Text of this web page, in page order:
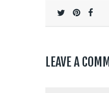
LEAVE A